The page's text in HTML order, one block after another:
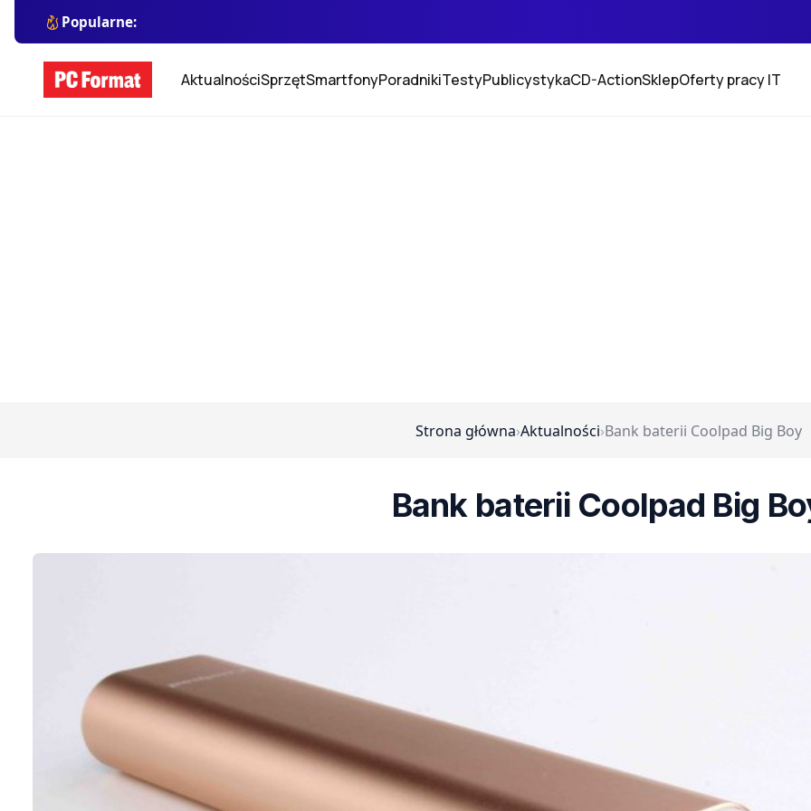
Popularne:
AktualnościSprzętSmartfonyPoradnikiTestyPublicystykaCD-ActionSklepOferty pracy IT
Strona główna›Aktualności›Bank baterii Coolpad Big Boy
Bank baterii Coolpad Big